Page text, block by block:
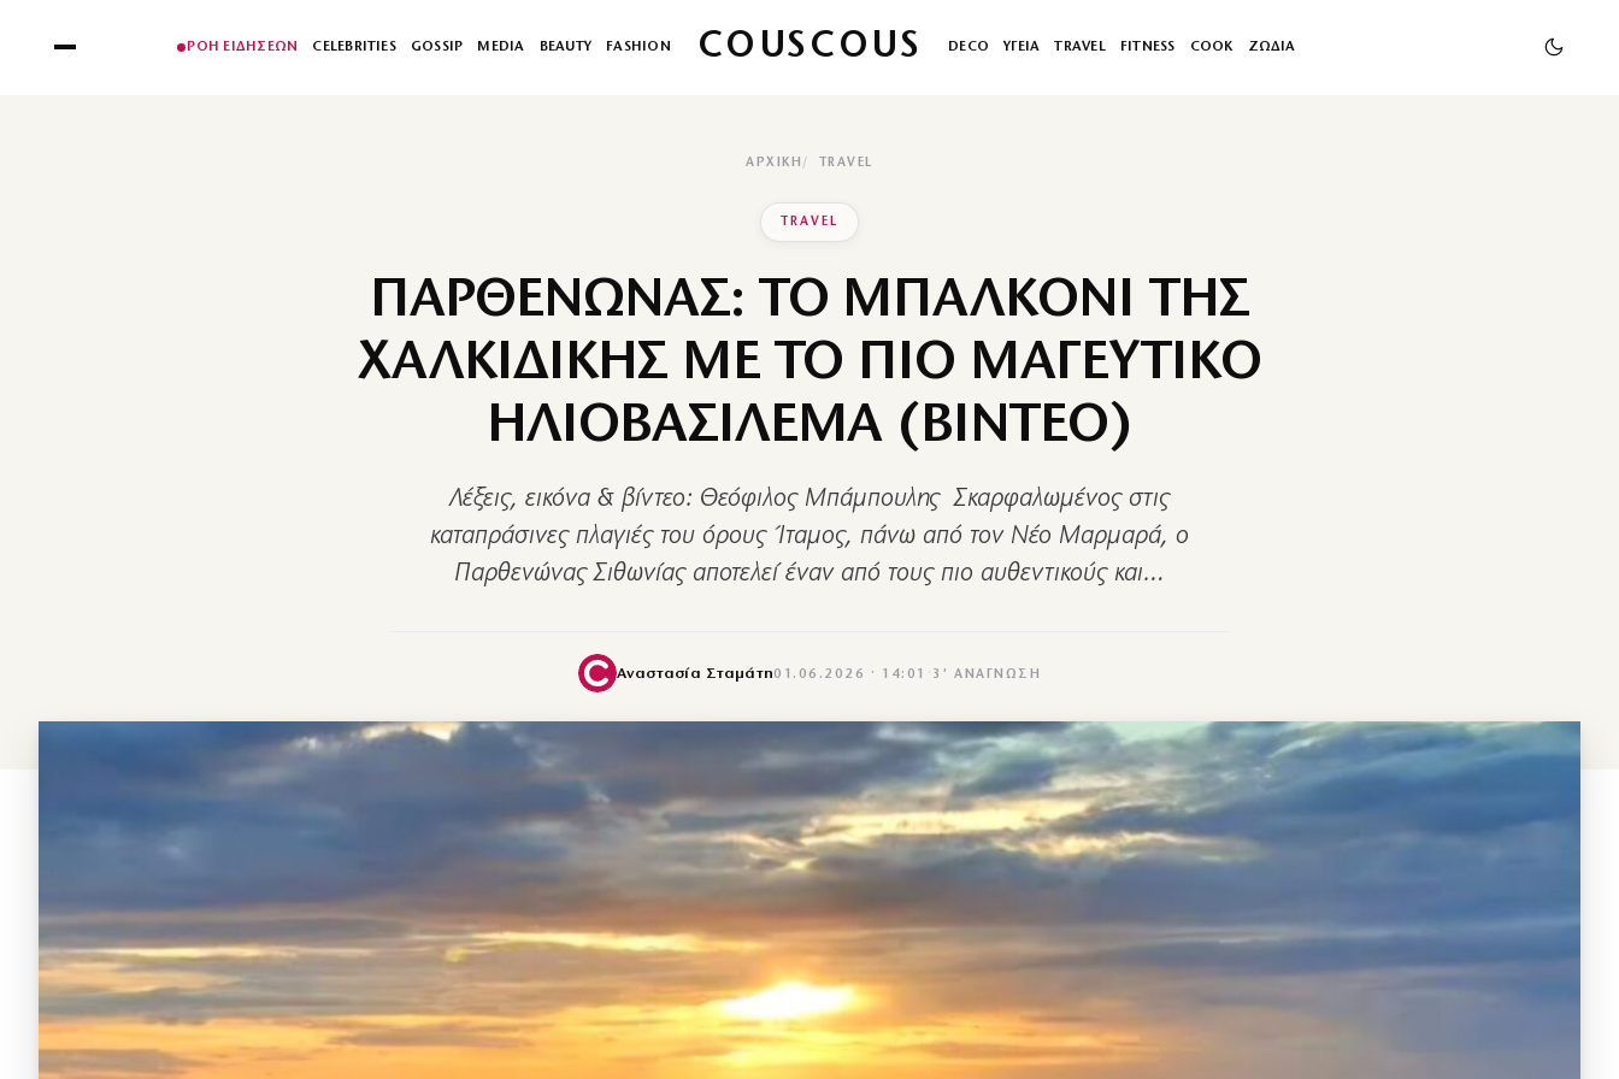
ΡΟΗ ΕΙΔΗΣΕΩΝ CELEBRITIES GOSSIP MEDIA BEAUTY FASHION COUSCOUS DECO ΥΓΕΙΑ TRAVEL FITNESS COOK ΖΩΔΙΑ
ΑΡΧΙΚΉ TRAVEL
TRAVEL
ΠΑΡΘΕΝΩΝΑΣ: ΤΟ ΜΠΑΛΚΟΝΙ ΤΗΣ
ΧΑΛΚΙΔΙΚΗΣ ΜΕ ΤΟ ΠΙΟ ΜΑΓΕΥΤΙΚΟ
ΗΛΙΟΒΑΣΙΛΕΜΑ (ΒΙΝΤΕΟ)
Λέξεις, εικόνα & βίντεο: Θεόφιλος Μπάμπουλης Σκαρφαλωμένος στις
καταπράσινες πλαγιές του όρους Ίταμος, πάνω από τον Νέο Μαρμαρά, ο
Παρθενώνας Σιθωνίας αποτελεί έναν από τους πιο αυθεντικούς και…
Αναστασία Σταμάτη01.06.2026 · 14:01 · 3′ ΑΝΆΓΝΩΣΗ